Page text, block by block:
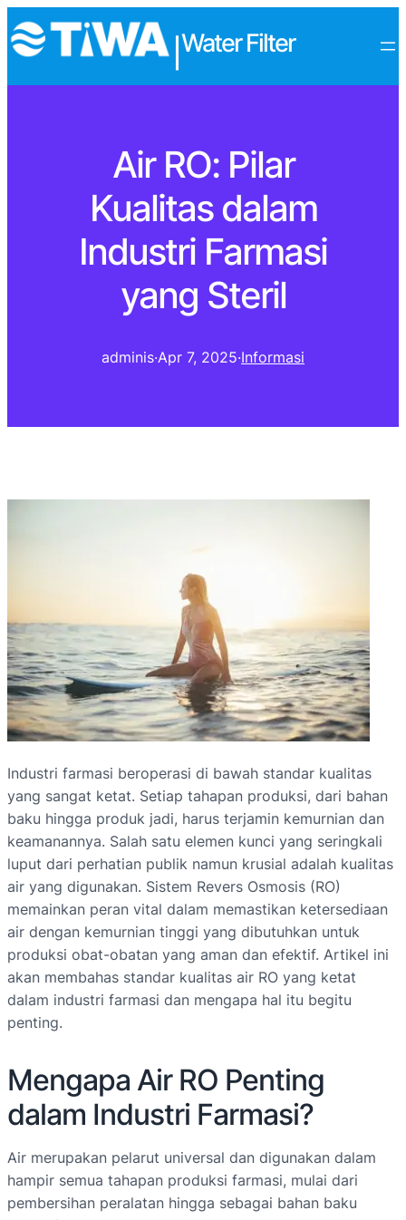
Water Filter
Air RO: Pilar
Kualitas dalam
Industri Farmasi
yang Steril
adminis·Apr 7, 2025·Informasi
Industri farmasi beroperasi di bawah standar kualitas
yang sangat ketat. Setiap tahapan produksi, dari bahan
baku hingga produk jadi, harus terjamin kemurnian dan
keamanannya. Salah satu elemen kunci yang seringkali
luput dari perhatian publik namun krusial adalah kualitas
air yang digunakan. Sistem Revers Osmosis (RO)
memainkan peran vital dalam memastikan ketersediaan
air dengan kemurnian tinggi yang dibutuhkan untuk
produksi obat-obatan yang aman dan efektif. Artikel ini
akan membahas standar kualitas air RO yang ketat
dalam industri farmasi dan mengapa hal itu begitu
penting.
Mengapa Air RO Penting
dalam Industri Farmasi?
Air merupakan pelarut universal dan digunakan dalam
hampir semua tahapan produksi farmasi, mulai dari
pembersihan peralatan hingga sebagai bahan baku